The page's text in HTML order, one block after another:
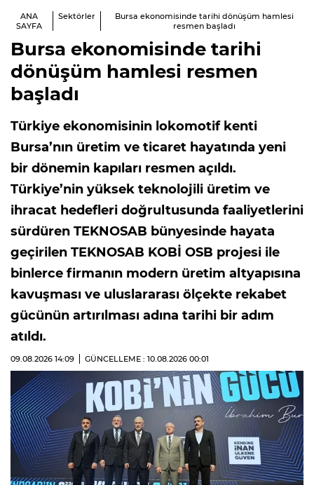
ANA
SAYFA
Sektörler
Bursa ekonomisinde tarihi dönüşüm hamlesi
resmen başladı
Bursa ekonomisinde tarihi
dönüşüm hamlesi resmen
başladı
Türkiye ekonomisinin lokomotif kenti
Bursa’nın üretim ve ticaret hayatında yeni
bir dönemin kapıları resmen açıldı.
Türkiye’nin yüksek teknolojili üretim ve
ihracat hedefleri doğrultusunda faaliyetlerini
sürdüren TEKNOSAB bünyesinde hayata
geçirilen TEKNOSAB KOBİ OSB projesi ile
binlerce firmanın modern üretim altyapısına
kavuşması ve uluslararası ölçekte rekabet
gücünün artırılması adına tarihi bir adım
atıldı.
09.08.2026 14:09 GÜNCELLEME : 10.08.2026 00:01